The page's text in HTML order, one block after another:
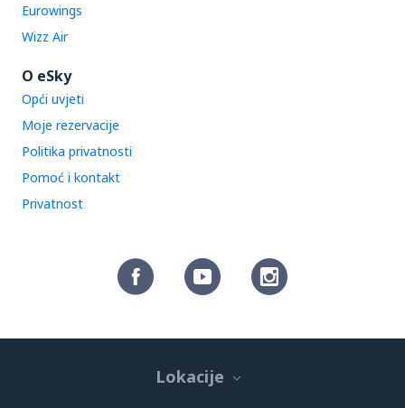
Eurowings
Wizz Air
O eSky
Opći uvjeti
Moje rezervacije
Politika privatnosti
Pomoć i kontakt
Privatnost
Lokacije